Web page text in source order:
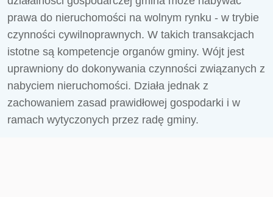
prawa do nieruchomości na wolnym rynku - w trybie
czynności cywilnoprawnych. W takich transakcjach
istotne są kompetencje organów gminy. Wójt jest
uprawniony do dokonywania czynności związanych z
nabyciem nieruchomości. Działa jednak z
zachowaniem zasad prawidłowej gospodarki i w
ramach wytyczonych przez radę gminy.